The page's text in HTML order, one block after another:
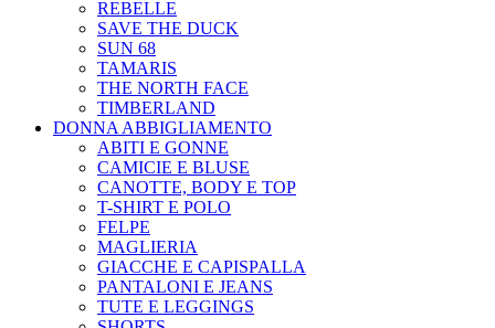
REBELLE
SAVE THE DUCK
SUN 68
TAMARIS
THE NORTH FACE
TIMBERLAND
DONNA ABBIGLIAMENTO
ABITI E GONNE
CAMICIE E BLUSE
CANOTTE, BODY E TOP
T-SHIRT E POLO
FELPE
MAGLIERIA
GIACCHE E CAPISPALLA
PANTALONI E JEANS
TUTE E LEGGINGS